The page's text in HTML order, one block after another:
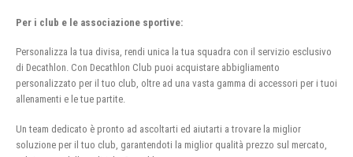
Per i club e le associazione sportive:
Personalizza la tua divisa, rendi unica la tua squadra con il servizio esclusivo
di Decathlon. Con Decathlon Club puoi acquistare abbigliamento
personalizzato per il tuo club, oltre ad una vasta gamma di accessori per i tuoi
allenamenti e le tue partite.
Un team dedicato è pronto ad ascoltarti ed aiutarti a trovare la miglior
soluzione per il tuo club, garantendoti la miglior qualità prezzo sul mercato,